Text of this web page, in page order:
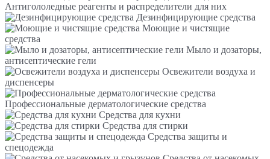
Антигололедные реагенты и распределители для них
Дезинфицирующие средства
Моющие и чистящие
средства
Мыло и дозаторы,
антисептические гели
Освежители воздуха и
диспенсеры
Профессиональные дерматологические средства
Средства для кухни
Средства для стирки
Средства защиты и
спецодежда